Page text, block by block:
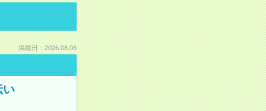
掲載日：2026.08.06
い